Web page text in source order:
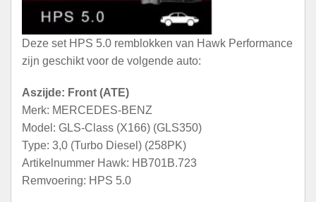
Deze set HPS 5.0 remblokken van Hawk Performance
zijn geschikt voor de volgende auto:
Aszijde: Front (ATE)
Merk: MERCEDES-BENZ
Model: GLS-Class (X166) (GLS350)
Type: 3,0 (Turbo Diesel) (258PK)
Artikelnummer Hawk: HB701B.723
Remvoering: HPS 5.0